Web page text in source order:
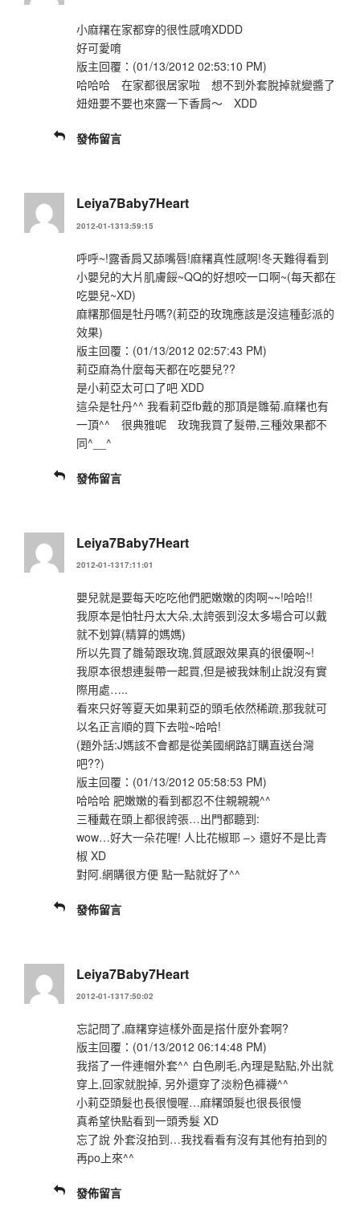
小麻糬在家都穿的很性感唷XDDD
好可愛唷
版主回覆：(01/13/2012 02:53:10 PM)
哈哈哈 在家都很居家啦 想不到外套脫掉就變醬了
妞妞要不要也來露一下香肩～ XDD
發佈留言
Leiya7Baby7Heart
2012-01-1313:59:15
呼呼~!露香肩又舔嘴唇!麻糬真性感啊!冬天難得看到
小嬰兒的大片肌膚餒~QQ的好想咬一口啊~(每天都在
吃嬰兒~XD)
麻糬那個是牡丹嗎?(莉亞的玫瑰應該是沒這種彭派的
效果)
版主回覆：(01/13/2012 02:57:43 PM)
莉亞麻為什麼每天都在吃嬰兒??
是小莉亞太可口了吧 XDD
這朵是牡丹^^ 我看莉亞fb戴的那頂是雛菊.麻糬也有
一頂^^ 很典雅呢 玫瑰我買了髮帶,三種效果都不
同^__^
發佈留言
Leiya7Baby7Heart
2012-01-1317:11:01
嬰兒就是要每天吃吃他們肥嫩嫩的肉啊~~!哈哈!!
我原本是怕牡丹太大朵,太誇張到沒太多場合可以戴
就不划算(精算的媽媽)
所以先買了雛菊跟玫瑰,質感跟效果真的很優啊~!
我原本很想連髮帶一起買,但是被我妹制止說沒有實
際用處…..
看來只好等夏天如果莉亞的頭毛依然稀疏,那我就可
以名正言順的買下去啦~哈哈!
(題外話:J媽該不會都是從美國網路訂購直送台灣
吧??)
版主回覆：(01/13/2012 05:58:53 PM)
哈哈哈 肥嫩嫩的看到都忍不住親親親^^
三種戴在頭上都很誇張…出門都聽到:
wow…好大一朵花喔! 人比花椒耶 –> 還好不是比青
椒 XD
對阿.網購很方便 點一點就好了^^
發佈留言
Leiya7Baby7Heart
2012-01-1317:50:02
忘記問了,麻糬穿這樣外面是搭什麼外套啊?
版主回覆：(01/13/2012 06:14:48 PM)
我搭了一件連帽外套^^ 白色刷毛,內理是點點,外出就
穿上,回家就脫掉, 另外還穿了淡粉色褲襪^^
小莉亞頭髮也長很慢喔…麻糬頭髮也很長很慢
真希望快點看到一頭秀髮 XD
忘了說 外套沒拍到…我找看看有沒有其他有拍到的
再po上來^^
發佈留言